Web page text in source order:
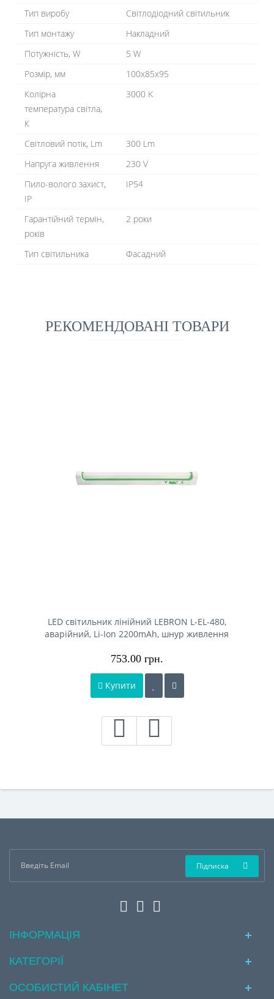
Тип виробу
Світлодіодний світильник
Тип монтажу
Накладний
Потужність, W
5 W
Розмір, мм
100x85x95
Колірна
температура світла,
К
3000 K
Світловий потік, Lm
300 Lm
Напруга живлення
230 V
Пило-волого захист,
IP
IP54
Гарантійний термін,
років
2 роки
Тип світильника Фасадний
РЕКОМЕНДОВАНІ ТОВАРИ
LED світильник лінійний LEBRON L-EL-480,
аварійний, Li-Ion 2200mAh, шнур живлення
753.00 грн.
Купити
Підписка
ІНФОРМАЦІЯ
КАТЕГОРІЇ
ОСОБИСТИЙ КАБІНЕТ